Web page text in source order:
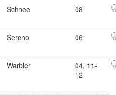
Schnee 08
Sereno 06
Warbler
04, 11-
12